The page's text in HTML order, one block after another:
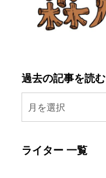
過去の記事を読む
月を選択
ライター 一覧